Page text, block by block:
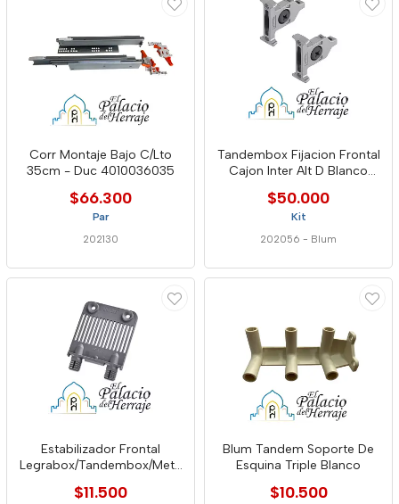
Corr Montaje Bajo C/Lto
35cm - Duc 4010036035
$66.300
Par
202130
Tandembox Fijacion Frontal
Cajon Inter Alt D Blanco
$50.000
Kit
202056 - Blum
Estabilizador Frontal
Legrabox/Tandembox/Meta
$11.500
Blum Tandem Soporte De
Esquina Triple Blanco
$10.500